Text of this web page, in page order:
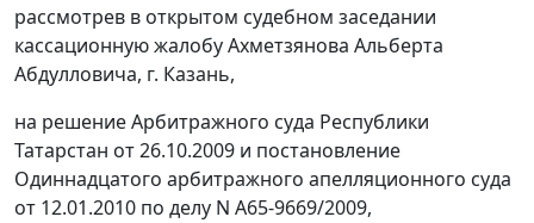
рассмотрев в открытом судебном заседании
кассационную жалобу Ахметзянова Альберта
Абдулловича, г. Казань,
на решение Арбитражного суда Республики
Татарстан от 26.10.2009 и постановление
Одиннадцатого арбитражного апелляционного суда
от 12.01.2010 по делу N А65-9669/2009,